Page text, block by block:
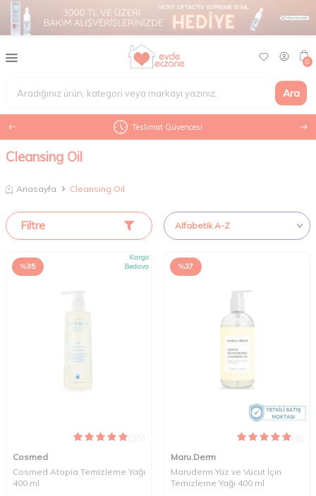
Ara
0
Teslimat Güvencesi
Cleansing Oil
Anasayfa Cleansing Oil
Filtre
%35
Kargo
Bedava
Cosmed
Cosmed Atopia Temizleme Yağı
400 ml
%37
Maru.Derm
Maruderm Yüz ve Vücut İçin
Temizleme Yağı 400 ml